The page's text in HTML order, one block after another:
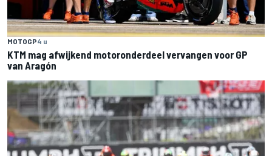
MOTOGP4 u
KTM mag afwijkend motoronderdeel vervangen voor GP
van Aragón